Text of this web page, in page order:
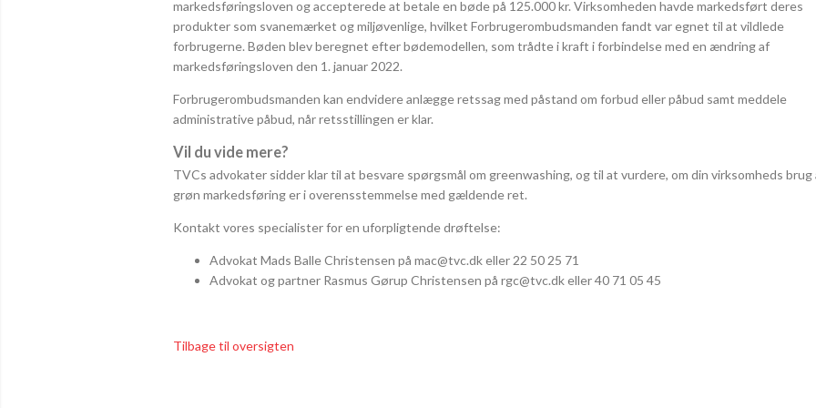
markedsføringsloven og accepterede at betale en bøde på 125.000 kr. Virksomheden havde markedsført deres
produkter som svanemærket og miljøvenlige, hvilket Forbrugerombudsmanden fandt var egnet til at vildlede
forbrugerne. Bøden blev beregnet efter bødemodellen, som trådte i kraft i forbindelse med en ændring af
markedsføringsloven den 1. januar 2022.
Forbrugerombudsmanden kan endvidere anlægge retssag med påstand om forbud eller påbud samt meddele
administrative påbud, når retsstillingen er klar.
Vil du vide mere?
TVCs advokater sidder klar til at besvare spørgsmål om greenwashing, og til at vurdere, om din virksomheds brug
grøn markedsføring er i overensstemmelse med gældende ret.
Kontakt vores specialister for en uforpligtende drøftelse:
Advokat Mads Balle Christensen på mac@tvc.dk eller 22 50 25 71
Advokat og partner Rasmus Gørup Christensen på rgc@tvc.dk eller 40 71 05 45
Tilbage til oversigten